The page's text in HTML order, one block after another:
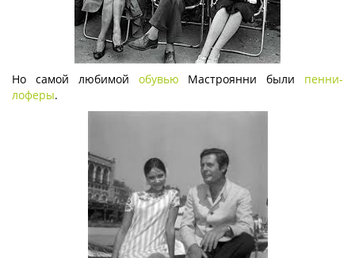
Но самой любимой обувью Мастроянни были пенни-
лоферы.